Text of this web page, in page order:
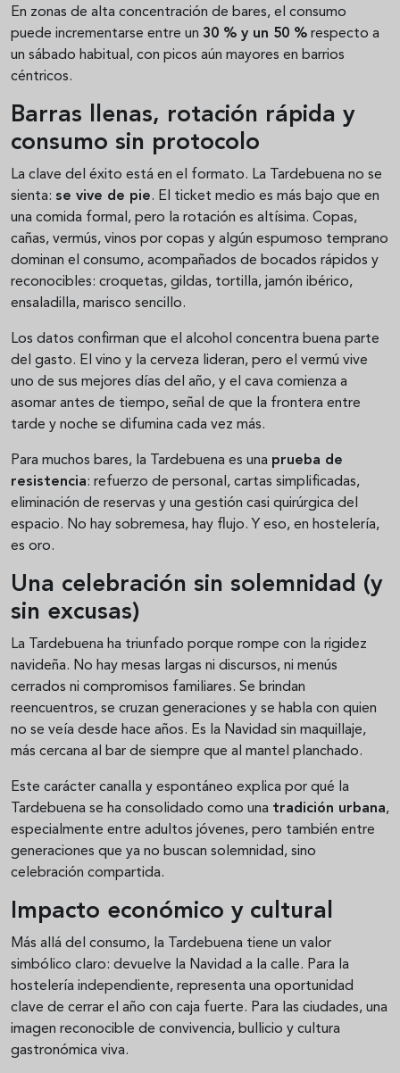
En zonas de alta concentración de bares, el consumo
puede incrementarse entre un 30 % y un 50 % respecto a
un sábado habitual, con picos aún mayores en barrios
céntricos.
Barras llenas, rotación rápida y
consumo sin protocolo
La clave del éxito está en el formato. La Tardebuena no se
sienta: se vive de pie. El ticket medio es más bajo que en
una comida formal, pero la rotación es altísima. Copas,
cañas, vermús, vinos por copas y algún espumoso temprano
dominan el consumo, acompañados de bocados rápidos y
reconocibles: croquetas, gildas, tortilla, jamón ibérico,
ensaladilla, marisco sencillo.
Los datos confirman que el alcohol concentra buena parte
del gasto. El vino y la cerveza lideran, pero el vermú vive
uno de sus mejores días del año, y el cava comienza a
asomar antes de tiempo, señal de que la frontera entre
tarde y noche se difumina cada vez más.
Para muchos bares, la Tardebuena es una prueba de
resistencia: refuerzo de personal, cartas simplificadas,
eliminación de reservas y una gestión casi quirúrgica del
espacio. No hay sobremesa, hay flujo. Y eso, en hostelería,
es oro.
Una celebración sin solemnidad (y
sin excusas)
La Tardebuena ha triunfado porque rompe con la rigidez
navideña. No hay mesas largas ni discursos, ni menús
cerrados ni compromisos familiares. Se brindan
reencuentros, se cruzan generaciones y se habla con quien
no se veía desde hace años. Es la Navidad sin maquillaje,
más cercana al bar de siempre que al mantel planchado.
Este carácter canalla y espontáneo explica por qué la
Tardebuena se ha consolidado como una tradición urbana,
especialmente entre adultos jóvenes, pero también entre
generaciones que ya no buscan solemnidad, sino
celebración compartida.
Impacto económico y cultural
Más allá del consumo, la Tardebuena tiene un valor
simbólico claro: devuelve la Navidad a la calle. Para la
hostelería independiente, representa una oportunidad
clave de cerrar el año con caja fuerte. Para las ciudades, una
imagen reconocible de convivencia, bullicio y cultura
gastronómica viva.